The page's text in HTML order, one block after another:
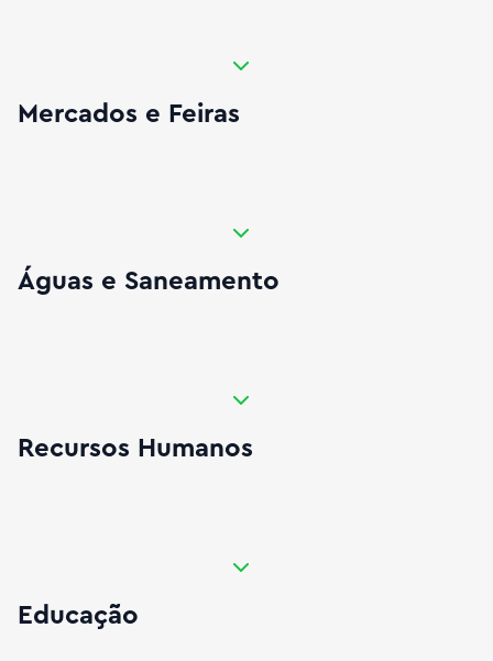
Mercados e Feiras
Águas e Saneamento
Recursos Humanos
Educação